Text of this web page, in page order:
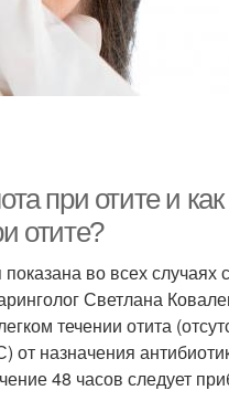
при отите и
отите?
во всех случаях
Светлана
течении отита
от назначения
48 часов следует